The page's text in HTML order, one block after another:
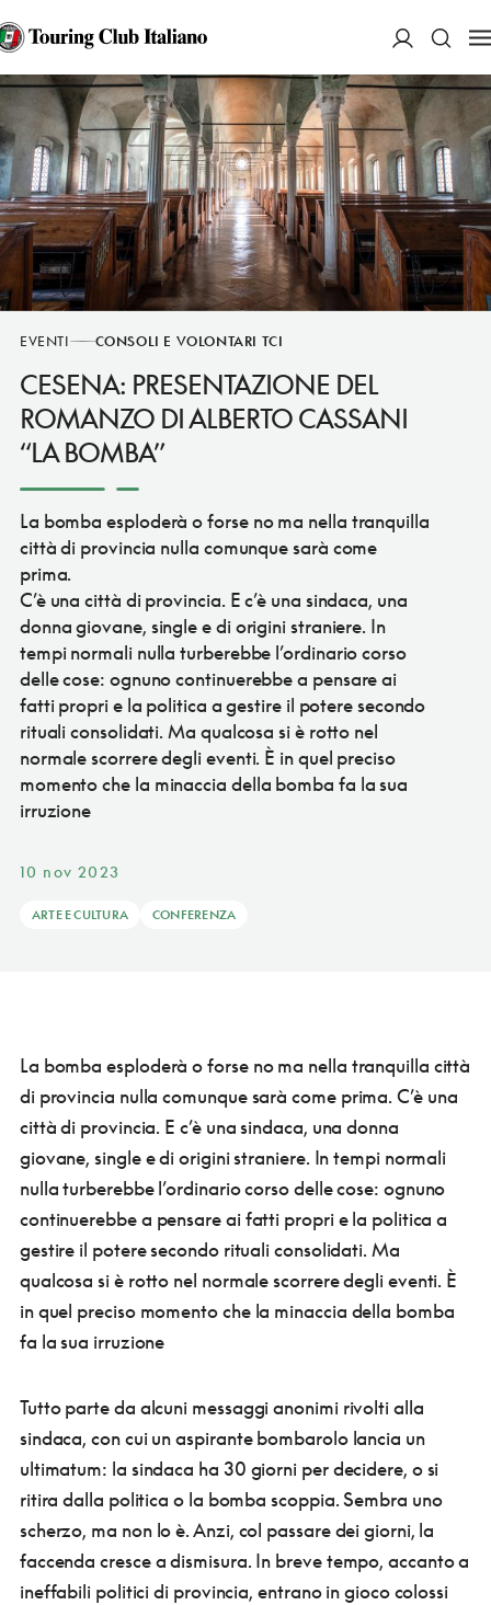
EVENTI CONSOLI E VOLONTARI TCI
CESENA: PRESENTAZIONE DEL
ROMANZO DI ALBERTO CASSANI
“LA BOMBA”
La bomba esploderà o forse no ma nella tranquilla
città di provincia nulla comunque sarà come
prima.
C’è una città di provincia. E c’è una sindaca, una
donna giovane, single e di origini straniere. In
tempi normali nulla turberebbe l’ordinario corso
delle cose: ognuno continuerebbe a pensare ai
fatti propri e la politica a gestire il potere secondo
rituali consolidati. Ma qualcosa si è rotto nel
normale scorrere degli eventi. È in quel preciso
momento che la minaccia della bomba fa la sua
irruzione
10 nov 2023
ARTE E CULTURA CONFERENZA
La bomba esploderà o forse no ma nella tranquilla città
di provincia nulla comunque sarà come prima. C’è una
città di provincia. E c’è una sindaca, una donna
giovane, single e di origini straniere. In tempi normali
nulla turberebbe l’ordinario corso delle cose: ognuno
continuerebbe a pensare ai fatti propri e la politica a
gestire il potere secondo rituali consolidati. Ma
qualcosa si è rotto nel normale scorrere degli eventi. È
in quel preciso momento che la minaccia della bomba
fa la sua irruzione
Tutto parte da alcuni messaggi anonimi rivolti alla
sindaca, con cui un aspirante bombarolo lancia un
ultimatum: la sindaca ha 30 giorni per decidere, o si
ritira dalla politica o la bomba scoppia. Sembra uno
scherzo, ma non lo è. Anzi, col passare dei giorni, la
faccenda cresce a dismisura. In breve tempo, accanto a
ineffabili politici di provincia, entrano in gioco colossi